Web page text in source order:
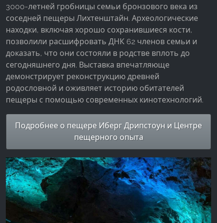
3000-летней гробницы семьи бронзового века из
соседней пещеры Лихтенштайн. Археологические
находки, включая хорошо сохранившиеся кости,
позволили расшифровать ДНК 62 членов семьи и
доказать, что они состояли в родстве вплоть до
сегодняшнего дня. Выставка впечатляюще
демонстрирует реконструкцию древней
родословной и оживляет историю обитателей
пещеры с помощью современных кинотехнологий.
Подробнее о пещере Иберг Дрипстоун и Центре
пещерного опыта